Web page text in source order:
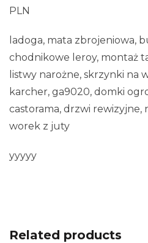
PLN
ladoga, mata zbrojeniowa,
chodnikowe leroy, montaż
listwy narożne, skrzynki na
karcher, ga9020, domki
castorama, drzwi rewizyjne,
worek z juty
yyyyy
Related products